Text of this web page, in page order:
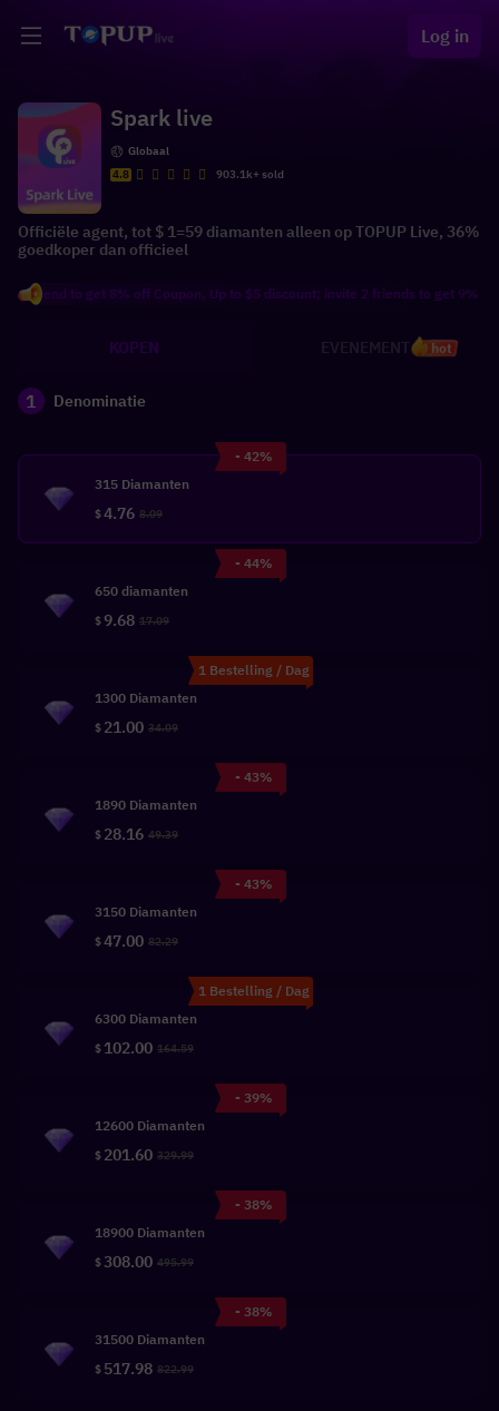
Log in
Spark live
Globaal
4.8
903.1k+ sold
Officiële agent, tot $ 1=59 diamanten alleen op TOPUP Live, 36%
goedkoper dan officieel
to get 8% off Coupon, Up to $5 discount; invite 2 friends to get 9%
KOPEN hot
1 Denominatie
- 42%
315 Diamanten
$4.76 8.09
- 44%
650 diamanten
$9.68 17.09
1 Bestelling / Dag
1300 Diamanten
$ 21.00 34.09
- 43%
1890 Diamanten
$ 28.16 49.39
- 43%
3150 Diamanten
$47.00 82.29
1 Bestelling / Dag
6300 Diamanten
$ 102.00 164.59
- 39%
12600 Diamanten
$ 201.60 329.99
- 38%
18900 Diamanten
$308.00 495.99
- 38%
31500 Diamanten
$ 517.98 822.99